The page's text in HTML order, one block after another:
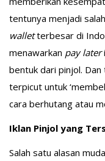
tentunya menjadi
walletterbesar di
menawarkan pay later
bentuk dari pinjol.
terpicut untuk
cara berhutang atau
Iklan Pinjol yang
Salah satu alasan